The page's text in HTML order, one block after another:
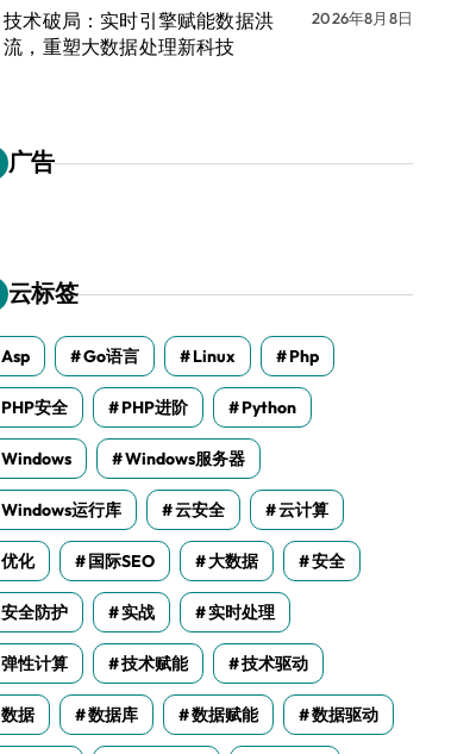
技术破局：实时引擎赋能数据洪
流，重塑大数据处理新科技
2026年8月8日
广告
云标签
Asp Go语言 Linux Php
PHP安全 PHP进阶 Python
Windows Windows服务器
Windows运行库 云安全 云计算
优化 国际SEO 大数据 安全
安全防护 实战 实时处理
弹性计算 技术赋能 技术驱动
数据 数据库 数据赋能 数据驱动